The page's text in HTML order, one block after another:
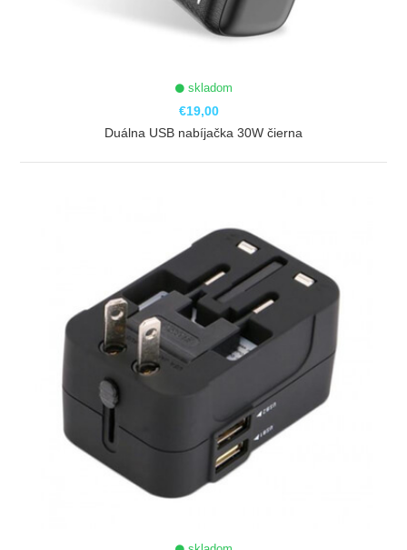
skladom
€19,00
Duálna USB nabíjačka 30W čierna